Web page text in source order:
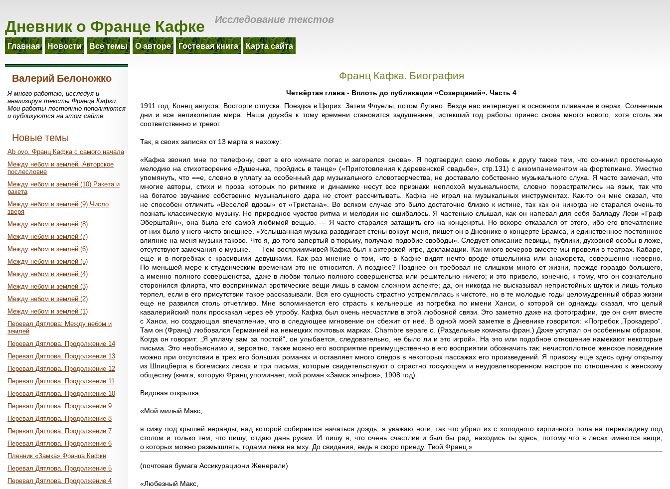
Дневник о Франце Кафке Исследование текстов
Главная Новости Все темы О авторе Гостевая книга Карта сайта
Валерий Белоножко
Я много работаю, исследуя и
анализируя тексты Франца Кафки.
Мои работы постоянно пополняются
и публикуются на этом сайте.
Новые темы
Ab ovo. Франц Кафка с самого начала
Между небом и землей. Авторское
послесловие
Между небом и землей (10) Ракета и
ракета
Между небом и землей (9) Число
зверя
Между небом и землей (8)
Между небом и землей (7)
Между небом и землей (6)
Между небом и землей (5)
Между небом и землей (4)
Между небом и землей (3)
Между небом и землей (2)
Между небом и землей (1)
Перевал Дятлова: Между небом и
землей
Перевал Дятлова. Продолжение 14
Перевал Дятлова. Продолжение 13
Перевал Дятлова. Продолжение 12
Перевал Дятлова. Продолжение 11
Перевал Дятлова. Продолжение 10
Перевал Дятлова. Продолжение 9
Перевал Дятлова. Продолжение 8
Перевал Дятлова. Продолжение 7
Перевал Дятлова. Продолжение 6
Пленник «Замка» Франца Кафки
Перевал Дятлова. Продолжение 5
Перевал Дятлова. Продолжение 4
Франц Кафка. Биография
Четвёртая глава - Вплоть до публикации «Созерцаний». Часть 4
1911 год. Конец августа. Восторги отпуска. Поездка в Цюрих. Затем Флуелы, потом Лугано. Везде нас интересует в основном плавание в оерах. Солнечные
дни и все великолепие мира. Наша дружба к тому времени становится задушевнее, истекший год работы принес снова много нового, хотя столь же
соответственно и тревог.
Так, в своих записях от 13 марта я нахожу:
«Кафка звонил мне по телефону, свет в его комнате погас и загорелся снова». Я подтвердил свою любовь к другу также тем, что сочинил простенькую
мелодию на стихотворение «Душенька, пройдись в танце» («Приготовления к деревенской свадьбе», стр.131) с аккомпанементом на фортепиано. Уместно
упомянуть, что ==е, словно в уплату за особенный дар музыкального словотворчества, не доставало собственно музыкального слуха. Я часто замечал, что
многие авторы, стихи и проза которых по ритмике и динамике несут все признаки неплохой музыкальности, словно порастратились на язык, так что
на богатое звучание собственно музыкального дара не стоит рассчитывать. Кафка не играл на музыкальных инструментах. Как-то он мне сказал, что
не способен отличить «Веселой вдовы» от «Тристана». Во всяком случае это было достаточно близко к истине, так как он никогда не старался очень-то
познать классическую музыку. Но природное чувство ритма и мелодии не ошибалось. Я частенько слышал, как он напевал для себя балладу Леви «Граф
Эберштайн», она была его самой любимой вещью. — Я часто старался затащить его на конценрты. Но вскоре отказался от этого, ибо его впечатление
от них было у него чисто внешнее. «Услышанная музыка развдигает стены вокруг меня, пишет он в Дневнике о концерте Брамса, и единственное постоянное
влияние на меня музыки таково. Что я, до того запертый в тюрьму, получаю подобие свободы». Следует описание певицы, публики, духовной особы в ложе,
отсутствуют замечания о музыке. — Тем восприимчивей Кафка был к актерской игре, декламации. Как много вечеров вместе мы провели в театрах. Кабаре,
еще и в погребках с красивыми девушками. Как раз мнение о том, что в Кафке видят нечто вроде отшельника или анахорета, совершенно неверно.
По меньшей мере к студенческим временам это не относится. А позднее? Позднее он требовал не слишком много от жизни, прежде гораздо большего,
а именно полного совершенства, даже в любви только полного совершенства или решительно ничего; и это привело, конечно, к тому, что он сознательно
сторонился флирта, что воспринимал эротические вещи лишь в самом сложном аспекте; да, он никогда не высказывал непристойных шуток и лишь только
терпел, если в его присутствии такое рассказывали. Вся его сущность страстно устремлялась к чистоте. но в те молодые годы целомудренный образ жизни
еще не развился столь отчетливо. Мне вспоминается его страсть к кельнерше из погребка по имени Ханси, о которой он однажды сказал, что целый
кавалерийский полк проскакал через её утробу. Кафка был очень несчастлив в этой любовной связи. Это заметно даже на фотографии, где он снят вместе
с Ханси, но создающая впечатление, что в следующее мгновение он сбежит от неё. В одной моей заметке в Дневнике говорится: «Погребок „Трокадеро“.
Там он (Франц) любовался Германией на немецких почтовых марках. Chambre separe c. (Раздельные комнаты фран.) Даже уступал он особенным образом.
Когда он говорит: „Я уплачу вам за постой“, он улыбается, следовательно, не было ли и это игрой». На это или подобное отношение намекают некоторые
письма. Это необъяснимо и, вероятно, также можно его восприятие преимущественно в его восприятии обозначить так: нечистоплотное женское поведение
можно при отсутствии в трех его больших романах и оставляет много следов в некоторых пассажах его произведений. Я привожу еще здесь одну открытку
из Шпицберга в богемских лесах и три письма, которые свидетельствуют о страстно тоскующем и неудовлетворенном настрое по отношению к женскому
обществу (книга, которую Франц упоминает, мой роман «Замок эльфов», 1908 год).
Видовая открытка.
«Мой милый Макс,
я сижу под крышей веранды, над которой собирается начаться дождь, я уважаю ноги, так что убрал их с холодного кирпичного пола на перекладину под
столом и только тем, что пишу, отдаю дань рукам. И пишу я, что очень счастлив и был бы рад, находись ты здесь, потому что в лесах имеются вещи,
о которых можно размышлять, годами лежа на мху. До свидания, ведь я скоро приеду. Твой Франц.»
(почтовая бумага Ассикурациони Женерали)
«Любезный Макс,